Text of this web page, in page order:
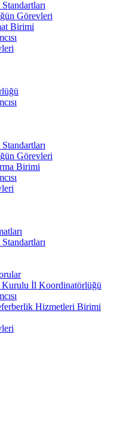
Görevleri
Birimi
Görevleri
Birimi
İl Koordinatörlüğü
Hizmetleri Birimi